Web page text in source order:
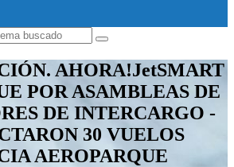
AHORA!JetSMART
POR ASAMBLEAS DE
DE INTERCARGO -
30 VUELOS
AEROPARQUE